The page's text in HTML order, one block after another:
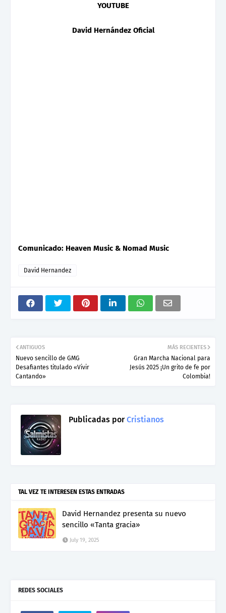
YOUTUBE
David Hernández Oficial
Comunicado: Heaven Music & Nomad Music
David Hernandez
MÁS RECIENTES
Gran Marcha Nacional para
Jesús 2025 ¡Un grito de fe por
Colombia!
ANTIGUOS
Nuevo sencillo de GMG
Desafiantes titulado «Vivir
Cantando»
Publicadas porCristianos
TAL VEZ TE INTERESEN ESTAS ENTRADAS
David Hernandez presenta su nuevo
sencillo «Tanta gracia»
July 19, 2025
REDES SOCIALES